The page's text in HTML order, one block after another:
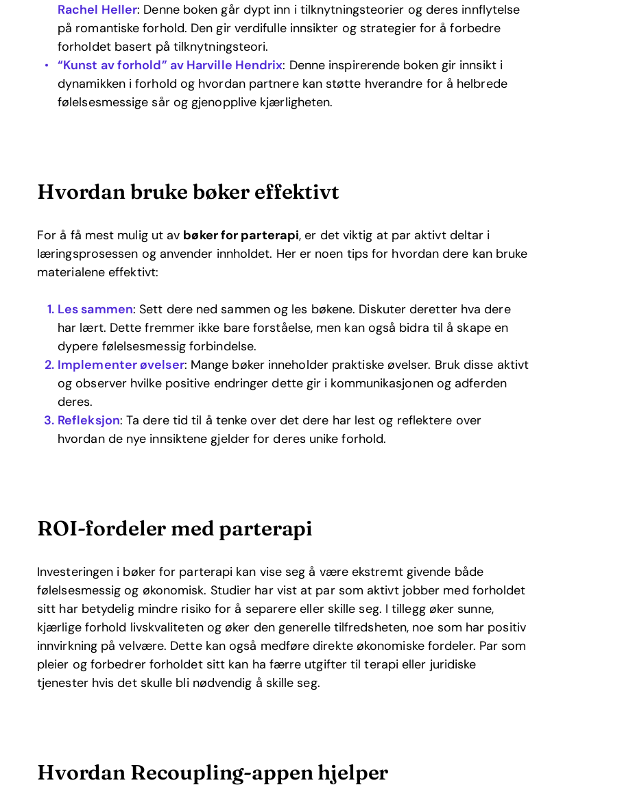
Rachel Heller: Denne boken går dypt inn i tilknytningsteorier og deres innflytelse
på romantiske forhold. Den gir verdifulle innsikter og strategier for å forbedre
forholdet basert på tilknytningsteori.
“Kunst av forhold” av Harville Hendrix: Denne inspirerende boken gir innsikt i
dynamikken i forhold og hvordan partnere kan støtte hverandre for å helbrede
følelsesmessige sår og gjenopplive kjærligheten.
Hvordan bruke bøker effektivt
For å få mest mulig ut av bøker for parterapi, er det viktig at par aktivt deltar i
læringsprosessen og anvender innholdet. Her er noen tips for hvordan dere kan bruke
materialene effektivt:
Les sammen: Sett dere ned sammen og les bøkene. Diskuter deretter hva dere
har lært. Dette fremmer ikke bare forståelse, men kan også bidra til å skape en
dypere følelsesmessig forbindelse.
Implementer øvelser: Mange bøker inneholder praktiske øvelser. Bruk disse aktivt
og observer hvilke positive endringer dette gir i kommunikasjonen og adferden
deres.
Refleksjon: Ta dere tid til å tenke over det dere har lest og reflektere over
hvordan de nye innsiktene gjelder for deres unike forhold.
ROI-fordeler med parterapi
Investeringen i bøker for parterapi kan vise seg å være ekstremt givende både
følelsesmessig og økonomisk. Studier har vist at par som aktivt jobber med forholdet
sitt har betydelig mindre risiko for å separere eller skille seg. I tillegg øker sunne,
kjærlige forhold livskvaliteten og øker den generelle tilfredsheten, noe som har positiv
innvirkning på velvære. Dette kan også medføre direkte økonomiske fordeler. Par som
pleier og forbedrer forholdet sitt kan ha færre utgifter til terapi eller juridiske
tjenester hvis det skulle bli nødvendig å skille seg.
Hvordan Recoupling-appen hjelper